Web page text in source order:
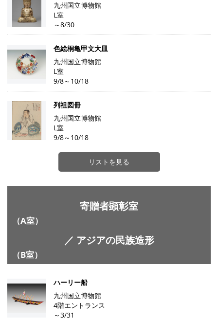
九州国立博物館
L室
～8/30
色絵桐亀甲文大皿
九州国立博物館
L室
9/8～10/18
列祖図冊
九州国立博物館
L室
9/8～10/18
リストを見る
寄贈者顕彰室
（A室）
／ アジアの民族造形
（B室）
ハーリー船
九州国立博物館
4階エントランス
～3/31